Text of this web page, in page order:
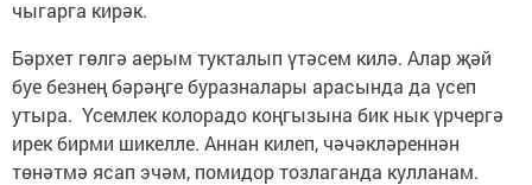
чыгарга кирәк.
Бәрхет гөлгә аерым тукталып үтәсем килә. Алар җәй
буе безнең бәрәңге буразналары арасында да үсеп
утыра. Үсемлек колорадо коңгызына бик нык үрчергә
ирек бирми шикелле. Аннан килеп, чәчәкләреннән
төнәтмә ясап эчәм, помидор тозлаганда кулланам.